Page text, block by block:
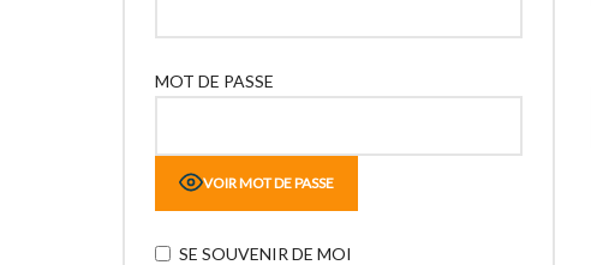
MOT DE PASSE
VOIR MOT DE PASSE
SE SOUVENIR DE MOI